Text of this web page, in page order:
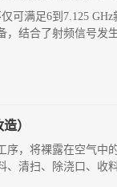
可满足6到7.125
，结合了射频信号发
）
序，将裸露在空气中
、清扫、除浇口、收